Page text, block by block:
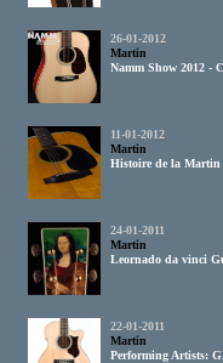
26-01-2012
Martin
Namm Show 2012 -
11-01-2012
Martin
Histoire de la Martin
24-01-2011
Martin
Leornado da vinci
22-01-2011
Martin
Performing Artists: